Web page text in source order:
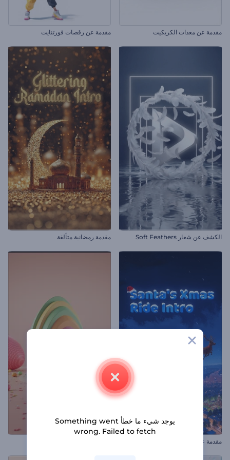
مقدمة عن معدات الكريكيت مقدمة عن رقصات فورتنايت
الكشف عن شعار Soft Feathers مقدمة رمضانية متألقة
مقدمة عن رحلة سانتا كلوز في عيد الميلاد
يوجد شيء ما خطأ Something went
wrong. Failed to fetch